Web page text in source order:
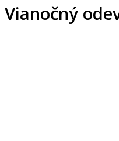
Vianočný